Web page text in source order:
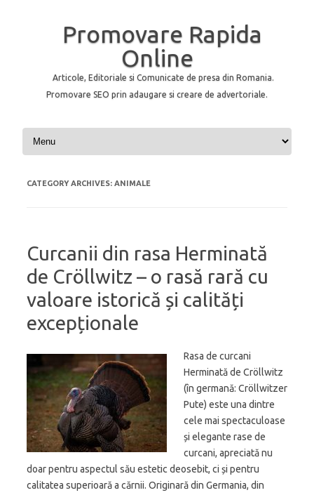
Promovare Rapida
Online
Articole, Editoriale si Comunicate de presa din Romania.
Promovare SEO prin adaugare si creare de advertoriale.
Skip to content
CATEGORY ARCHIVES: ANIMALE
Curcanii din rasa Herminată
de Cröllwitz – o rasă rară cu
valoare istorică și calități
excepționale
Rasa de curcani
Herminată de Cröllwitz
(în germană: Cröllwitzer
Pute) este una dintre
cele mai spectaculoase
și elegante rase de
curcani, apreciată nu
doar pentru aspectul său estetic deosebit, ci și pentru
calitatea superioară a cărnii. Originară din Germania, din